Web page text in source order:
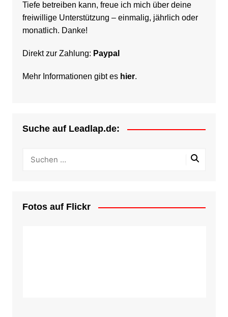
Tiefe betreiben kann, freue ich mich über deine
freiwillige Unterstützung – einmalig, jährlich oder
monatlich. Danke!
Direkt zur Zahlung: Paypal
Mehr Informationen gibt es hier.
Suche auf Leadlap.de:
Fotos auf Flickr